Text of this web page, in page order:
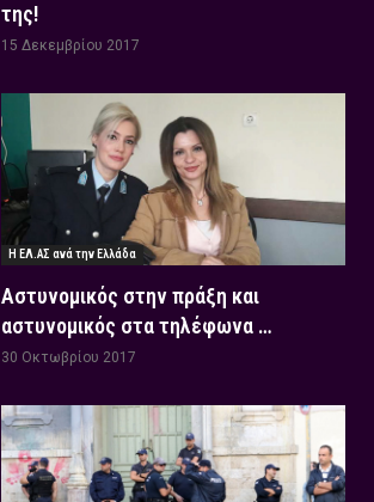
της!
15 Δεκεμβρίου 2017
Η ΕΛ.ΑΣ ανά την Ελλάδα
Αστυνομικός στην πράξη και
αστυνομικός στα τηλέφωνα …
30 Οκτωβρίου 2017